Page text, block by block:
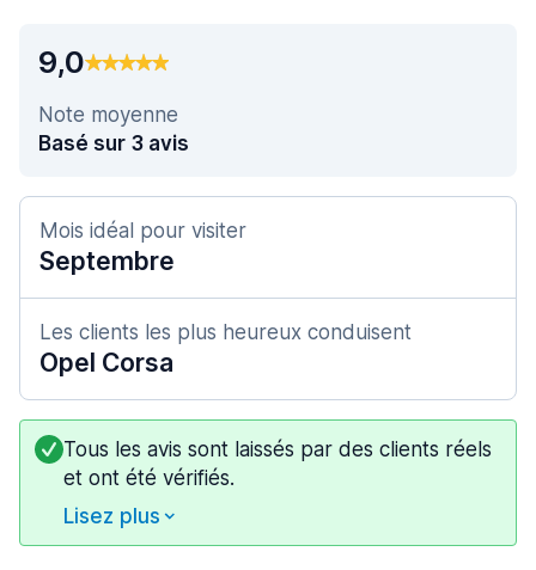
9,0
Note moyenne
Basé sur 3 avis
Mois idéal pour visiter
Septembre
Les clients les plus heureux conduisent
Opel Corsa
Tous les avis sont laissés par des clients réels
et ont été vérifiés.
Lisez plus